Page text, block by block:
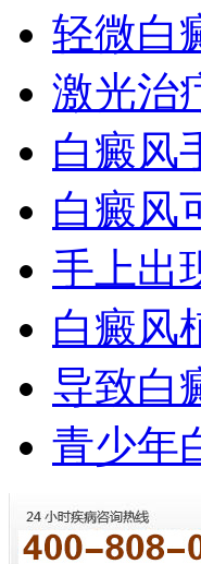
轻微白
激光治
白癜风
白癜风
手上出
白癜风
导致白
青少年